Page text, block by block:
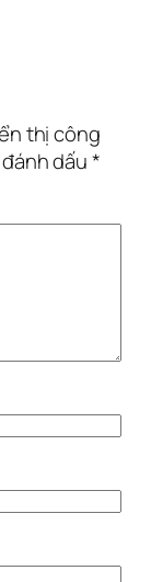
thị công
dấu*